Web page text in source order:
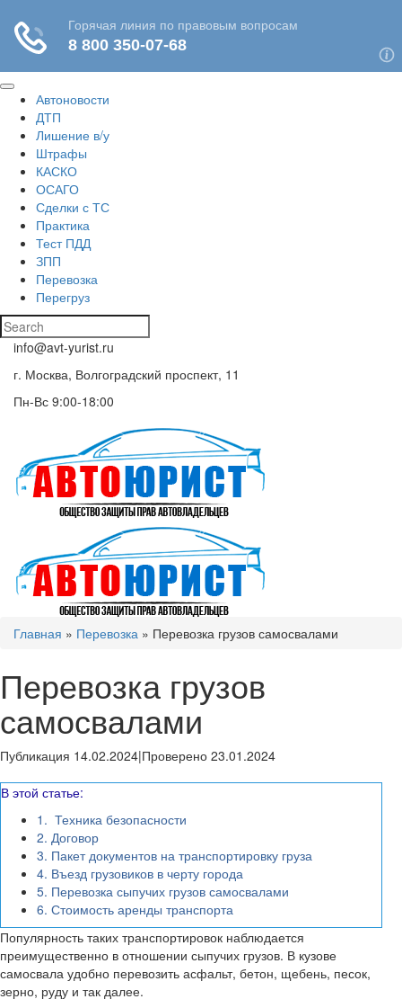
Автоновости
ДТП
Лишение в/у
Штрафы
КАСКО
ОСАГО
Сделки с ТС
Практика
Тест ПДД
ЗПП
Перевозка
Перегруз
info@avt-yurist.ru
г. Москва, Волгоградский проспект, 11
Пн-Вс 9:00-18:00
Главная » Перевозка » Перевозка грузов самосвалами
Перевозка грузов
самосвалами
Публикация 14.02.2024|Проверено 23.01.2024
В этой статье:
1. Техника безопасности
2. Договор
3. Пакет документов на транспортировку груза
4. Въезд грузовиков в черту города
5. Перевозка сыпучих грузов самосвалами
6. Стоимость аренды транспорта
Популярность таких транспортировок наблюдается
преимущественно в отношении сыпучих грузов. В кузове
самосвала удобно перевозить асфальт, бетон, щебень, песок,
зерно, руду и так далее.